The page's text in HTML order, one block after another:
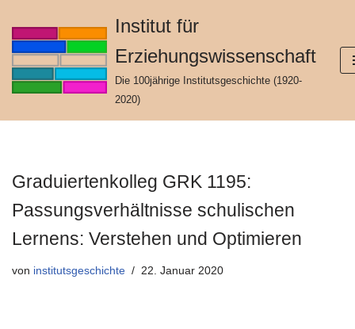
Zum
springen
Institut für
Erziehungswissenschaft
Die 100jährige Institutsgeschichte (1920-
2020)
Graduiertenkolleg GRK 1195:
Passungsverhältnisse schulischen
Lernens: Verstehen und Optimieren
von institutsgeschichte 22. Januar 2020